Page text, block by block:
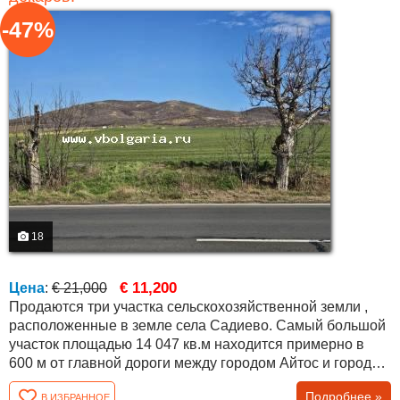
18
-47%
Цена: € 21,000 € 11,200
Продаются три участка сельскохозяйственной земли ,
расположенные в земле села Садиево. Самый большой
участок площадью 14 047 кв.м находится примерно в
600 м от главной дороги между городом Айтос и городом
Бургас. Примерно в 200 м от него расположены ещё два
В ИЗБРАННОЕ Подробнее »